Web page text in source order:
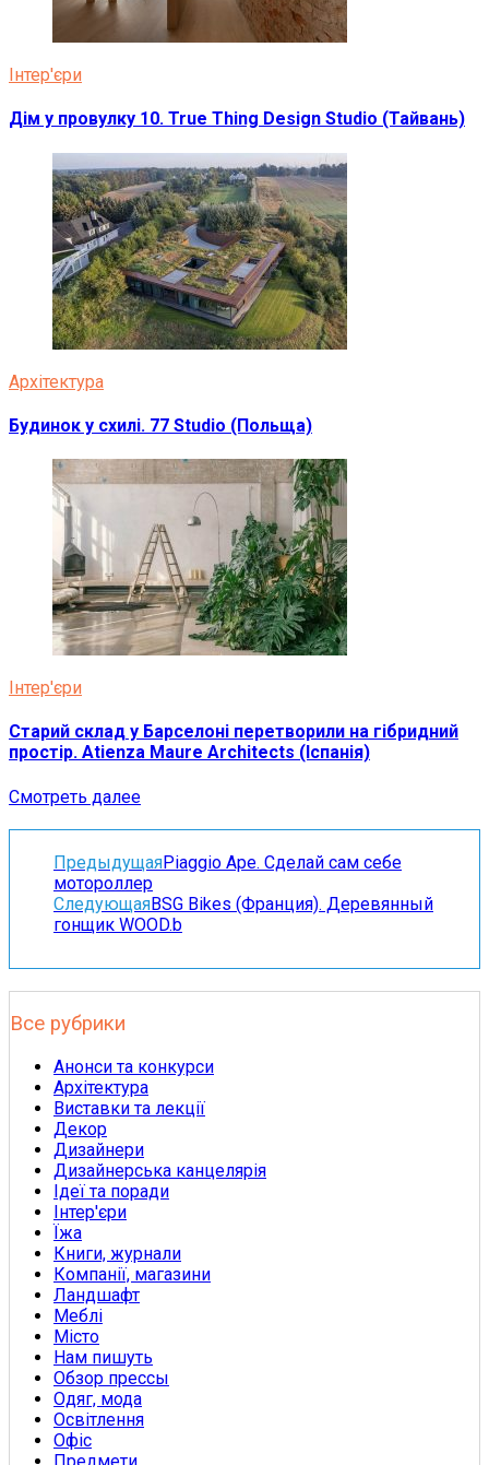
Інтер'єри
Дім у провулку 10. True Thing Design Studio (Тайвань)
Архітектура
Будинок у схилі. 77 Studio (Польща)
Інтер'єри
Старий склад у Барселоні перетворили на гібридний
простір. Atienza Maure Architects (Іспанія)
Смотреть далее
ПредыдущаяPiaggio Ape. Сделай сам себе
мотороллер
СледующаяBSG Bikes (Франция). Деревянный
гонщик WOOD.b
Все рубрики
Анонси та конкурси
Архітектура
Виставки та лекції
Декор
Дизайнери
Дизайнерська канцелярія
Ідеї та поради
Інтер'єри
Їжа
Книги, журнали
Компанії, магазини
Ландшафт
Меблі
Місто
Нам пишуть
Обзор прессы
Одяг, мода
Освітлення
Офіс